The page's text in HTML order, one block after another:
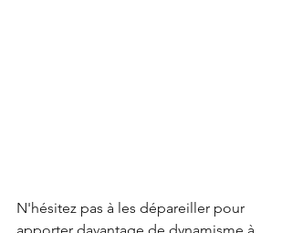
N'hésitez pas à les dépareiller pour